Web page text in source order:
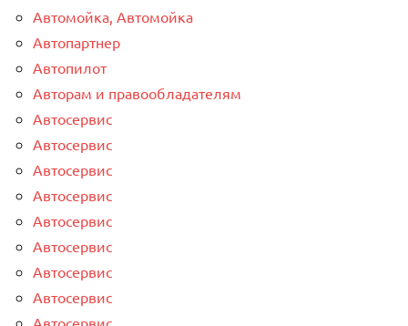
Автомойка, Автомойка
Автопартнер
Автопилот
Авторам и правообладателям
Автосервис
Автосервис
Автосервис
Автосервис
Автосервис
Автосервис
Автосервис
Автосервис
Автосервис